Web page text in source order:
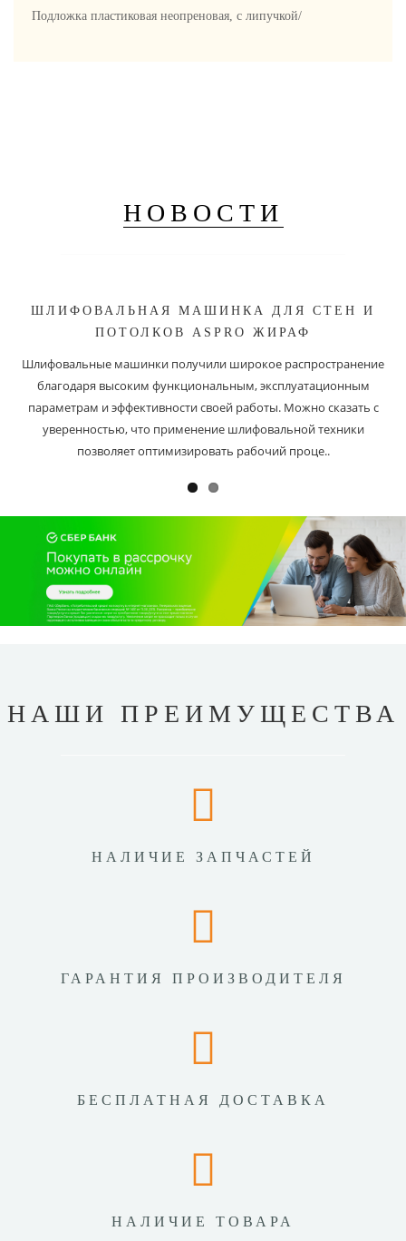
Подложка пластиковая неопреновая, с липучкой/
НОВОСТИ
ШЛИФОВАЛЬНАЯ МАШИНКА ДЛЯ СТЕН И
ПОТОЛКОВ ASPRO ЖИРАФ
Шлифовальные машинки получили широкое распространение
благодаря высоким функциональным, эксплуатационным
параметрам и эффективности своей работы. Можно сказать с
уверенностью, что применение шлифовальной техники
позволяет оптимизировать рабочий проце..
НАШИ ПРЕИМУЩЕСТВА
НАЛИЧИЕ ЗАПЧАСТЕЙ
ГАРАНТИЯ ПРОИЗВОДИТЕЛЯ
БЕСПЛАТНАЯ ДОСТАВКА
НАЛИЧИЕ ТОВАРА